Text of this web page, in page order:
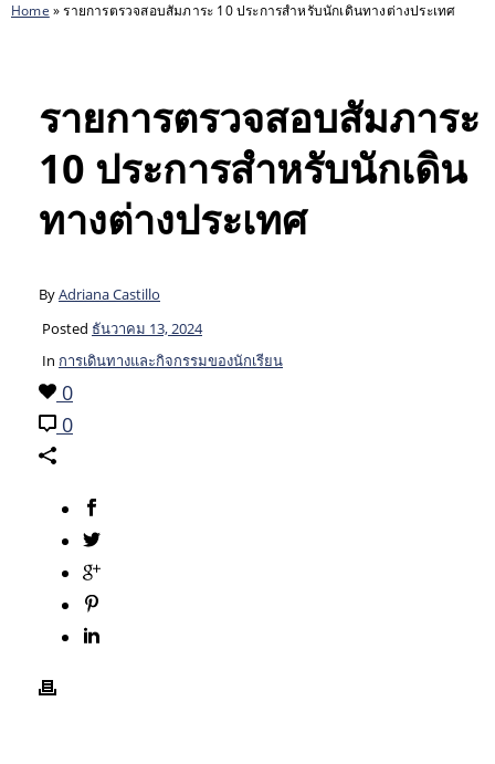
Home »รายการตรวจสอบสัมภาระ 10 ประการสำหรับนักเดินทางต่างประเทศ
รายการตรวจสอบสัมภาระ
10 ประการสำหรับนักเดิน
ทางต่างประเทศ
ByAdriana Castillo
Posted ธันวาคม 13, 2024
In การเดินทางและกิจกรรมของนักเรียน
0
0